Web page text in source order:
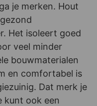
je merken. Hout
Het isoleert goed
veel minder
bouwmaterialen
en comfortabel is
Dat merk je
kunt ook een